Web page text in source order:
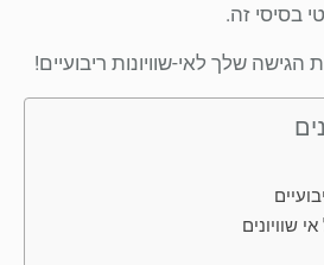
בסיסי זה.
הגישה שלך לאי-שוויונות ריבועיים!
שוויונים